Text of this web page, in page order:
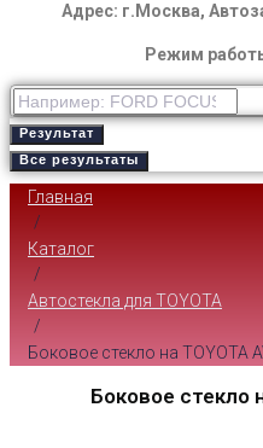
Адрес: г.Москва,
Режим
Результат
Все результаты
Главная
/
Каталог
/
Автостекла для TOYOTA
/
Боковое стекло на TOYOTA
Боковое стекло